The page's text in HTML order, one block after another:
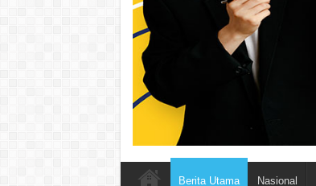
Berita Utama Nasional